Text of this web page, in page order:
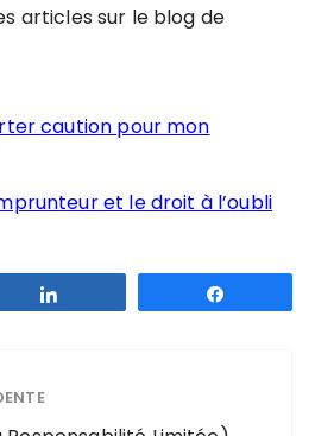
articles sur le blog de
caution pour mon
et le droit à l’oubli